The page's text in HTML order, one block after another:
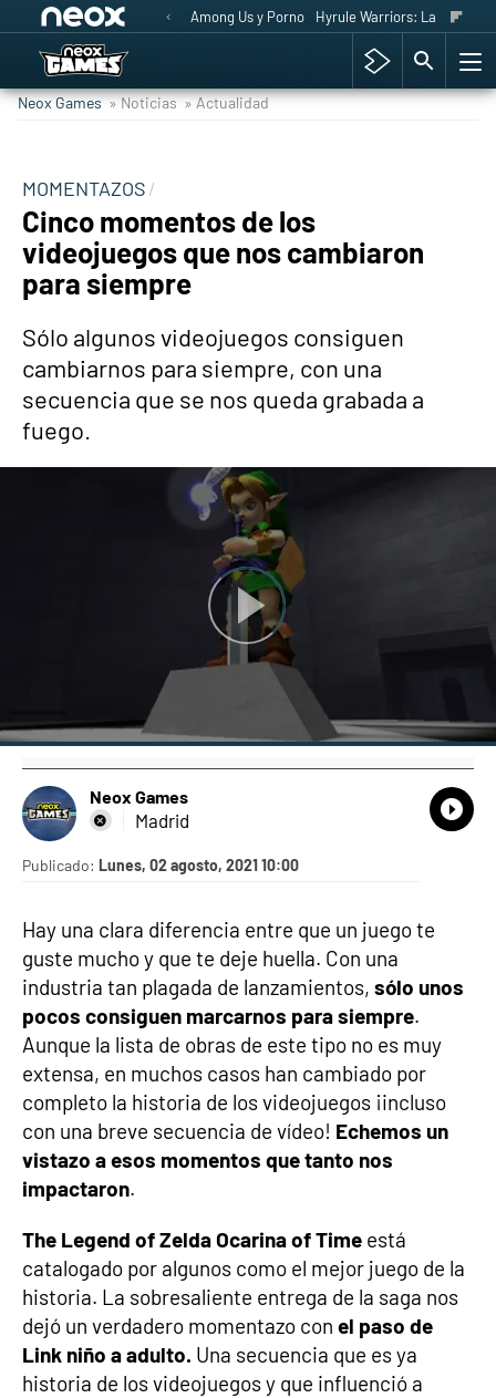
Among Us y Porno Hyrule Warriors: La Era del
Neox Games » Noticias » Actualidad
MOMENTAZOS
Cinco momentos de los
videojuegos que nos cambiaron
para siempre
Sólo algunos videojuegos consiguen
cambiarnos para siempre, con una
secuencia que se nos queda grabada a
fuego.
Neox Games
Madrid
Publicado: Lunes, 02 agosto, 2021 10:00
Hay una clara diferencia entre que un juego te
guste mucho y que te deje huella. Con una
industria tan plagada de lanzamientos, sólo unos
pocos consiguen marcarnos para siempre.
Aunque la lista de obras de este tipo no es muy
extensa, en muchos casos han cambiado por
completo la historia de los videojuegos ¡incluso
con una breve secuencia de vídeo! Echemos un
vistazo a esos momentos que tanto nos
impactaron.
The Legend of Zelda Ocarina of Time está
catalogado por algunos como el mejor juego de la
historia. La sobresaliente entrega de la saga nos
dejó un verdadero momentazo con el paso de
Link niño a adulto. Una secuencia que es ya
historia de los videojuegos y que influenció a